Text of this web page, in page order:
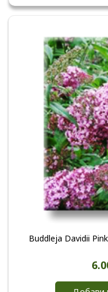
Buddleja Davidii